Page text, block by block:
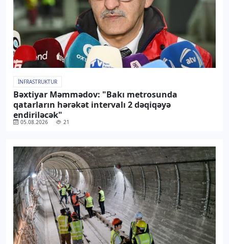
İNFRASTRUKTUR
Bəxtiyar Məmmədov: "Bakı metrosunda
qatarların hərəkət intervalı 2 dəqiqəyə
endiriləcək"
05.08.2026 21